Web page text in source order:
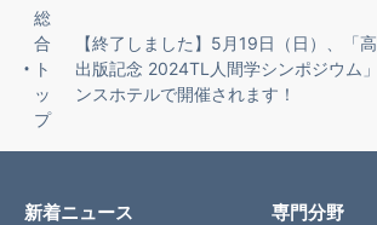
総
合
ト
ッ
プ
【終了しました】5月19日（日）、「
出版記念 2024TL人間学シンポジウム
ンスホテルで開催されます！
新着ニュース 専門分野